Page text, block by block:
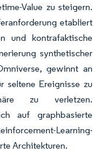
Value zu steigern.
etabliert
und kontrafaktische
synthetischer
gewinnt an
seltene Ereignisse zu
zu verletzen.
auf graphbasierte
Learning-
Architekturen.